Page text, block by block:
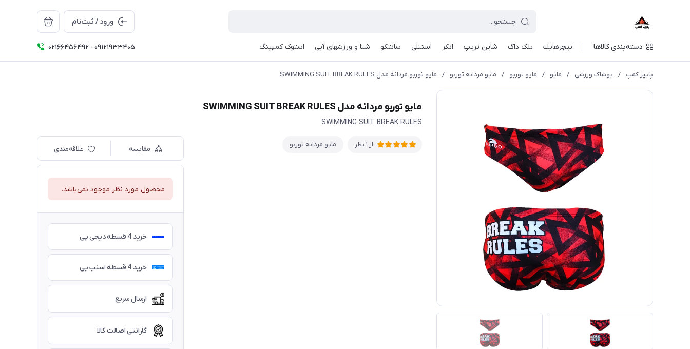
ورود / ثبت‌نام
دسته‌بندی کالاها نيچرهايك بلک داگ شاین تریپ انکر استنلی سانتکو شنا و ورزشهای آبی استوک کمپینگ 02166456492 - 09121933405
پاییز کمپ / پوشاک ورزشی / مايو / مایو توربو / مایو مردانه توربو / مايو توربو مردانه مدل SWIMMING SUIT BREAK RULES
مايو توربو مردانه مدل SWIMMING SUIT BREAK RULES
SWIMMING SUIT BREAK RULES
از 1 نظر مایو مردانه توربو
مقایسه علاقه‌مندی
محصول مورد نظر موجود نمی‌باشد.
خرید 4 قسطه دیجی پی
خرید 4 قسطه اسنپ پی
ارسال سریع
گارانتی اصالت کالا